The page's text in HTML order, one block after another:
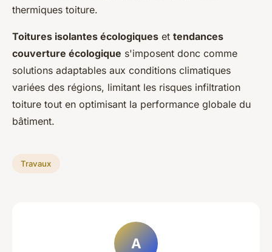
thermiques toiture.
Toitures isolantes écologiques et tendances
couverture écologique s'imposent donc comme
solutions adaptables aux conditions climatiques
variées des régions, limitant les risques infiltration
toiture tout en optimisant la performance globale du
bâtiment.
Travaux
A